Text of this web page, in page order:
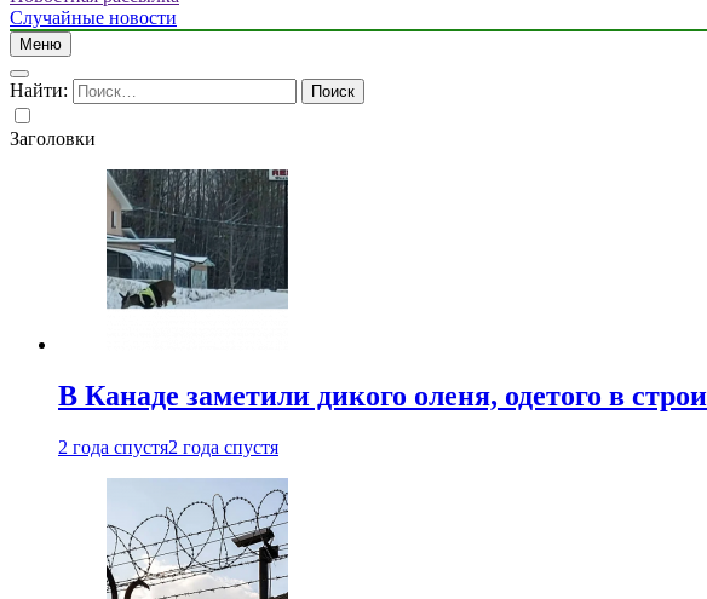
Случайные новости
Меню
Найти:
Заголовки
В Канаде заметили дикого оленя, одетого в
2 года спустя2 года спустя